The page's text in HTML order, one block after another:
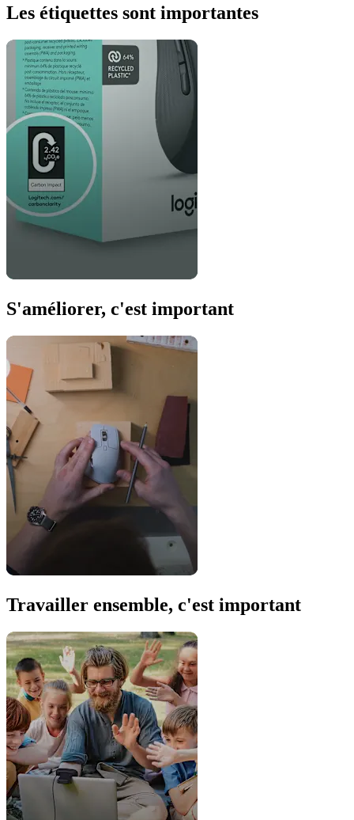
Les étiquettes sont importantes
S'améliorer, c'est important
Travailler ensemble, c'est important